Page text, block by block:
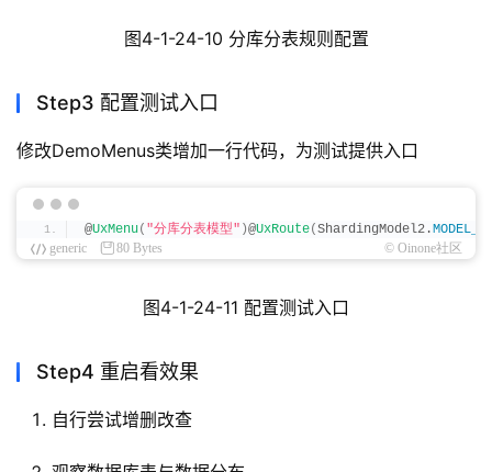
              table_inline:
                type: INLINE
        props:
          sql.
show
        actual-ds:
#申明testShardingDs库对应的pamirs数
# Configure sharding rule，以下配置跟
          - tables:
              demo_core_sharding_model2:
                  standard:
                tableStrategy:
                  standard:
shardingAlgorithmName:
            shardingAlgorithms:
                type: INLINE
图4-1-24-10 分库分表规则配置
Step3 配置测试入口
修改DemoMenus类增加一行代码，为测试提供入口
@UxMenu( "分库分表模型" )@UxRoute(ShardingModel2.
generic
80 Bytes © Oinone社区
图4-1-24-11 配置测试入口
Step4 重启看效果
自行尝试增删改查